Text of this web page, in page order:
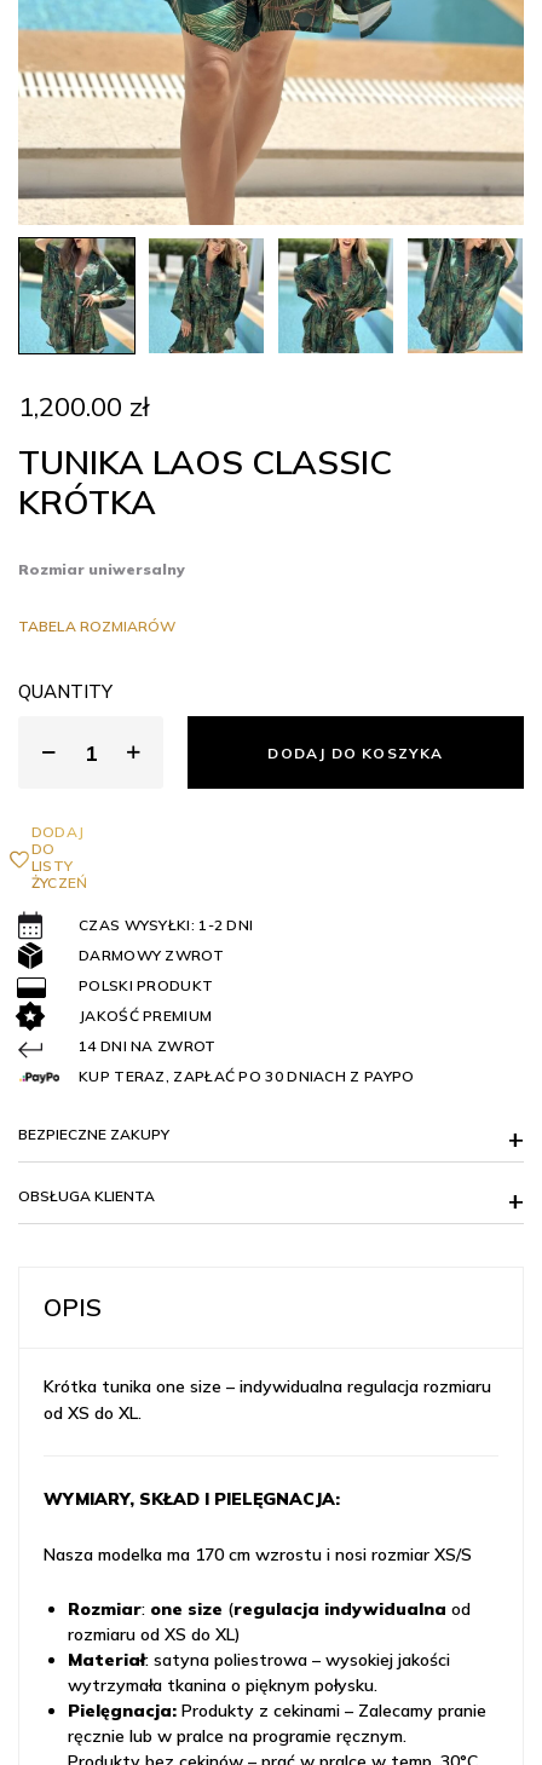
1,200.00 zł
TUNIKA LAOS CLASSIC
KRÓTKA
Rozmiar uniwersalny
TABELA ROZMIARÓW
QUANTITY
DODAJ DO KOSZYKA
DODAJ
DO
LISTY
ŻYCZEŃ
CZAS WYSYŁKI: 1-2 DNI
DARMOWY ZWROT
POLSKI PRODUKT
JAKOŚĆ PREMIUM
14 DNI NA ZWROT
KUP TERAZ, ZAPŁAĆ PO 30 DNIACH Z PAYPO
BEZPIECZNE ZAKUPY
OBSŁUGA KLIENTA
OPIS
Krótka tunika one size – indywidualna regulacja rozmiaru
od XS do XL.
WYMIARY, SKŁAD I PIELĘGNACJA:
Nasza modelka ma 170 cm wzrostu i nosi rozmiar XS/S
Rozmiar: one size (regulacja indywidualna od
rozmiaru od XS do XL)
Materiał: satyna poliestrowa – wysokiej jakości
wytrzymała tkanina o pięknym połysku.
Pielęgnacja: Produkty z cekinami – Zalecamy pranie
ręcznie lub w pralce na programie ręcznym.